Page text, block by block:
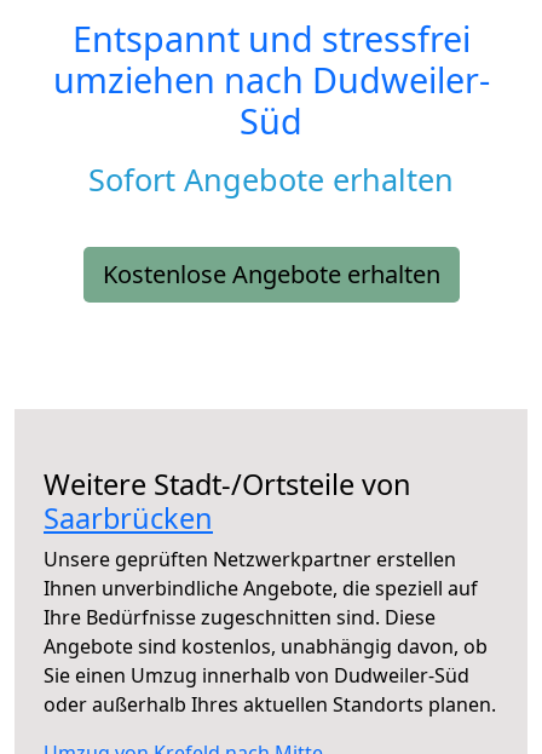
Entspannt und stressfrei
umziehen nach Dudweiler-
Süd
Sofort Angebote erhalten
Kostenlose Angebote erhalten
Weitere Stadt-/Ortsteile von
Saarbrücken
Unsere geprüften Netzwerkpartner erstellen
Ihnen unverbindliche Angebote, die speziell auf
Ihre Bedürfnisse zugeschnitten sind. Diese
Angebote sind kostenlos, unabhängig davon, ob
Sie einen Umzug innerhalb von Dudweiler-Süd
oder außerhalb Ihres aktuellen Standorts planen.